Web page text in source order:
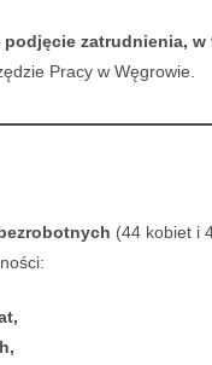
podjęcie zatrudnienia, w
Pracy w Węgrowie.
(44 kobiet i